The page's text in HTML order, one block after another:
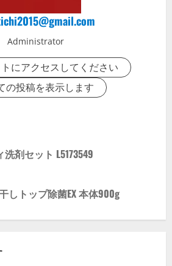
Administrator
にアクセスしてください
の投稿を表示します
剤セット L5173549
しトップ除菌EX 本体900g